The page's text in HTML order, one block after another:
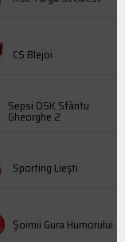
CS Blejoi
Sepsi OSK Sfântu
Gheorghe 2
Sporting Liești
Şoimii Gura Humorului